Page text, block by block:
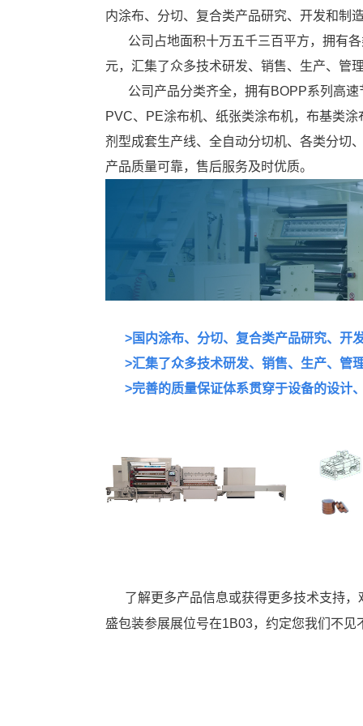
内涂布、分切、复合类产品研究、开发和制
公司占地面积十万五千三百平方，拥有各
元，汇集了众多技术研发、销售、生产、管
公司产品分类齐全，拥有BOPP系列高速
PVC、PE涂布机、纸张类涂布机，布基类
剂型成套生产线、全自动分切机、各类分切
产品质量可靠，售后服务及时优质。
>国内涂布、分切、复合类产品研究、开
>汇集了众多技术研发、销售、生产、管
>完善的质量保证体系贯穿于设备的设计
了解更多产品信息或获得更多技术支持，
盛包装参展展位号在1B03，约定您我们不见